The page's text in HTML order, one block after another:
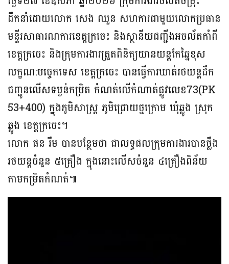
ដឹកនាំដោយលោក សេង ឈួន សហការជាមួយលោកប្រធាន
មន្ទីរសាធារណការខេត្តក្រចេះ និងស្ថានីយជញ្ជីងអចល័តកាំពី
ខេត្តក្រចេះ និងក្រុមការងារត្រួតពិនិត្យយានយន្តកែឆ្នៃខុស
លក្ខណ:បច្ចេកទេស ខេត្តក្រចេះ បានធ្វើការឃាត់រថយន្តដឹក
ជញ្ជូនលើសទម្ងន់កម្រិត កំណត់លើកំណាត់ផ្លូវលេខ73(PK
53+400) ក្នុងភូមិសាស្រ្ត ភូមិជ្រោយថ្មក្រោម ឃុំឆ្លូង ស្រុក
ឆ្លូង ខេត្តក្រចេះ។
លោក ផន រឹម បានបន្ថែមថា ជាលទ្ធផលក្រុមការងារបានថ្លឹង
រថយន្តចំនួន ៥គ្រឿង ក្នុងនោះលើសចំនួន ៤គ្រឿងពិន័យ
តាមកម្រិតកំណត់៕